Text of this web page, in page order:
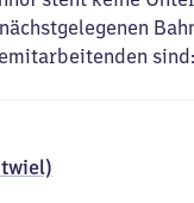
sind: